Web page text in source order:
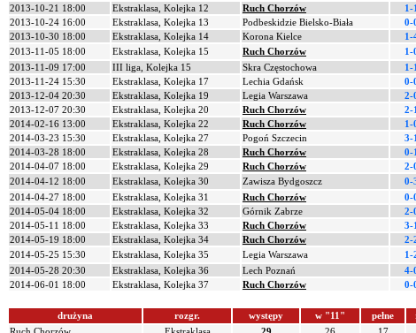
2013-10-21 18:00
Ekstraklasa, Kolejka 12 Ruch Chorzów 1-1
2013-10-24 16:00
Ekstraklasa, Kolejka 13 Podbeskidzie Bielsko-Biała 0-
2013-10-30 18:00
Ekstraklasa, Kolejka 14 Korona Kielce 1-
2013-11-05 18:00
Ekstraklasa, Kolejka 15 Ruch Chorzów 1-
2013-11-09 17:00
III liga, Kolejka 15 Skra Częstochowa 1-1
2013-11-24 15:30
Ekstraklasa, Kolejka 17 Lechia Gdańsk 0-
2013-12-04 20:30
Ekstraklasa, Kolejka 19 Legia Warszawa 2-
2013-12-07 20:30
Ekstraklasa, Kolejka 20 Ruch Chorzów 2-1
2014-02-16 13:00
Ekstraklasa, Kolejka 22 Ruch Chorzów 1-
2014-03-23 15:30
Ekstraklasa, Kolejka 27 Pogoń Szczecin 3-1
2014-03-28 18:00
Ekstraklasa, Kolejka 28 Ruch Chorzów 0-1
2014-04-07 18:00
Ekstraklasa, Kolejka 29 Ruch Chorzów 2-
2014-04-12 18:00
Ekstraklasa, Kolejka 30 Zawisza Bydgoszcz 0-
2014-04-27 18:00
Ekstraklasa, Kolejka 31 Ruch Chorzów 0-
2014-05-04 18:00
Ekstraklasa, Kolejka 32 Górnik Zabrze 2-
2014-05-11 18:00
Ekstraklasa, Kolejka 33 Ruch Chorzów 3-1
2014-05-19 18:00
Ekstraklasa, Kolejka 34 Ruch Chorzów 2-
2014-05-25 15:30
Ekstraklasa, Kolejka 35 Legia Warszawa 1-
2014-05-28 20:30
Ekstraklasa, Kolejka 36 Lech Poznań 4-
2014-06-01 18:00
Ekstraklasa, Kolejka 37 Ruch Chorzów 0-
drużyna rozgr. występy w "11" pełne